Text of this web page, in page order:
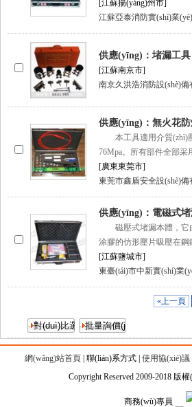
[江蘇揚(yáng)州市]
江蘇亞泰消防實(shí)業
供應(yīng)：堵漏工具
[江蘇南京市]
南京久洪浩消防設(shè)備
供應(yīng)：無火花
本工具適用介質(zhì)
76Mpa。所有部件全部采
[廣東東莞市]
東莞市鑫盾安全設(shè)備
供應(yīng)：電磁式
磁壓式堵漏本體，它由
涂膠的仿形壓片吸壓在
[江蘇鹽城市]
東臺(tái)市中新實(shí)業
«上一頁
網(wǎng)站首頁| 聯(lián)系方式| 使用協(xié)議|
Copyright Reserved 2009-2018 版
商務(wù)專員